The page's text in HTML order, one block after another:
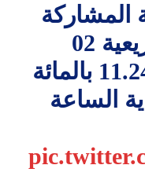
المشاركة
في الانتخابات التشريعية 02
جويلية 2026 بلغت 11.24 بالمائة
الساعة